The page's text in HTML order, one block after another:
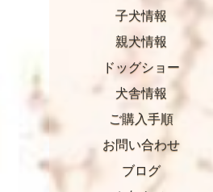
子犬情報
親犬情報
ドッグショー
犬舎情報
ご購入手順
お問い合わせ
ブログ